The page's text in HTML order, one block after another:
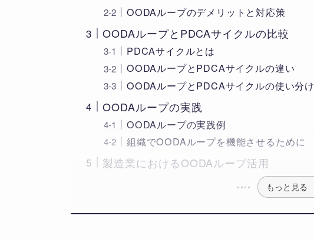
OODAループのデメリットと対応策
OODAループとPDCAサイクルの比較
PDCAサイクルとは
OODAループとPDCAサイクルの違い
OODAループとPDCAサイクルの使い分け
OODAループの実践
OODAループの実践例
組織でOODAループを機能させるために
製造業におけるOODAループ活用
もっと見る